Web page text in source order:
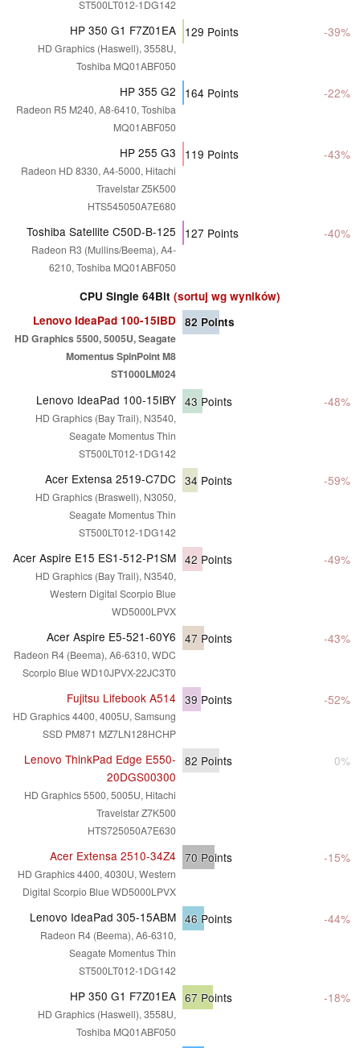
ST500LT012-1DG142
HP 350 G1 F7Z01EA
HD Graphics (Haswell), 3558U,
Toshiba MQ01ABF050
129 Points -39%
HP 355 G2
Radeon R5 M240, A8-6410, Toshiba
MQ01ABF050
164 Points -22%
HP 255 G3
Radeon HD 8330, A4-5000, Hitachi
Travelstar Z5K500
HTS545050A7E680
119 Points -43%
Toshiba Satellite C50D-B-125
Radeon R3 (Mullins/Beema), A4-
6210, Toshiba MQ01ABF050
127 Points -40%
CPU Single 64Bit (sortuj wg wyników)
Lenovo IdeaPad 100-15IBD
HD Graphics 5500, 5005U, Seagate
Momentus SpinPoint M8
ST1000LM024
82 Points
Lenovo IdeaPad 100-15IBY
HD Graphics (Bay Trail), N3540,
Seagate Momentus Thin
ST500LT012-1DG142
43 Points -48%
Acer Extensa 2519-C7DC
HD Graphics (Braswell), N3050,
Seagate Momentus Thin
ST500LT012-1DG142
34 Points -59%
Acer Aspire E15 ES1-512-P1SM
HD Graphics (Bay Trail), N3540,
Western Digital Scorpio Blue
WD5000LPVX
42 Points -49%
Acer Aspire E5-521-60Y6
Radeon R4 (Beema), A6-6310, WDC
Scorpio Blue WD10JPVX-22JC3T0
47 Points -43%
Fujitsu Lifebook A514
HD Graphics 4400, 4005U, Samsung
SSD PM871 MZ7LN128HCHP
39 Points -52%
Lenovo ThinkPad Edge E550-
20DGS00300
HD Graphics 5500, 5005U, Hitachi
Travelstar Z7K500
HTS725050A7E630
82 Points 0%
Acer Extensa 2510-34Z4
HD Graphics 4400, 4030U, Western
Digital Scorpio Blue WD5000LPVX
70 Points -15%
Lenovo IdeaPad 305-15ABM
Radeon R4 (Beema), A6-6310,
Seagate Momentus Thin
ST500LT012-1DG142
46 Points -44%
HP 350 G1 F7Z01EA
HD Graphics (Haswell), 3558U,
Toshiba MQ01ABF050
67 Points -18%